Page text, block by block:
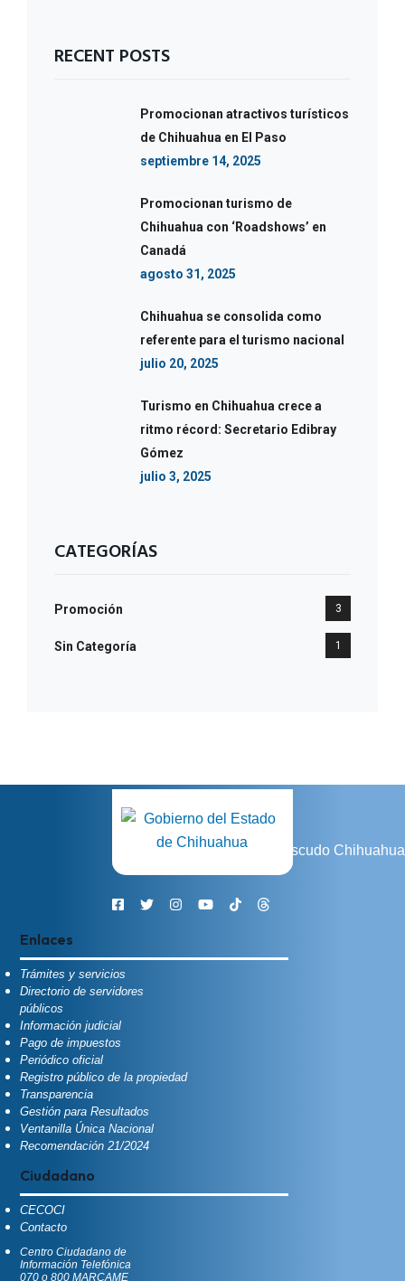
RECENT POSTS
Promocionan atractivos turísticos
de Chihuahua en El Paso
septiembre 14, 2025
Promocionan turismo de
Chihuahua con ‘Roadshows’ en
Canadá
agosto 31, 2025
Chihuahua se consolida como
referente para el turismo nacional
julio 20, 2025
Turismo en Chihuahua crece a
ritmo récord: Secretario Edibray
Gómez
julio 3, 2025
CATEGORÍAS
Promoción 3
Sin Categoría 1
Enlaces
Trámites y servicios
Directorio de servidores
públicos
Información judicial
Pago de impuestos
Periódico oficial
Registro público de la propiedad
Transparencia
Gestión para Resultados
Ventanilla Única Nacional
Recomendación 21/2024
Ciudadano
CECOCI
Contacto
Centro Ciudadano de
Información Telefónica
070 o 800 MARCAME